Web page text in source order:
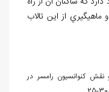
ماهيگيري از اين تالاب
نقش كنوانسيون رامسر در